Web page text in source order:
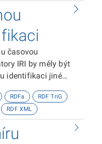
časovou
IRI by měly být
identifikaci jiné
RDFa
RDF TriG
RDF XML